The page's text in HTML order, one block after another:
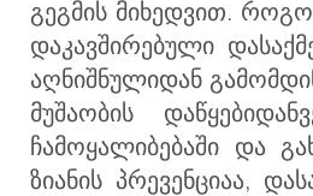
გეგმის მიხედვით.
დაკავშირებული
აღნიშნულიდან
მუშაობის
ჩამოყალიბებაში და
ზიანის პრევენციაა,